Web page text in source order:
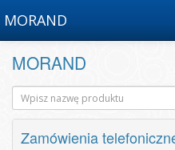
MORAND
MORAND
Zamówienia